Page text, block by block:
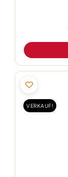
VERKAUF!